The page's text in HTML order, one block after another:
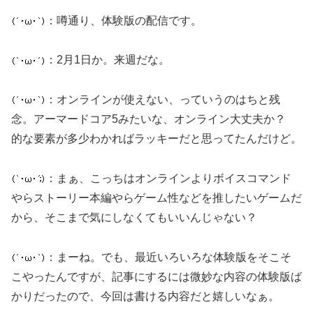
：噂通り、体験版の配信です。
：2月1日か。来週だな。
：オンラインが使えない、っていうのはちと残
念。アーマードコア5みたいな、オンライン大丈夫か？
的な要素が多少わかればラッキーだと思ってたんだけど。
：まぁ、こっちはオンラインよりボイスコマンド
やらストーリー本編やらゲーム性などを推したいゲームだ
から、そこまで気にしなくてもいいんじゃない？
：まーね。でも、最近いろいろな体験版をそこそ
こやったんですが、記事にするには微妙な内容の体験版ば
かりだったので、今回は書ける内容だと嬉しいなぁ。